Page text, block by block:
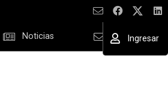
Ingresar
Noticias Contacto